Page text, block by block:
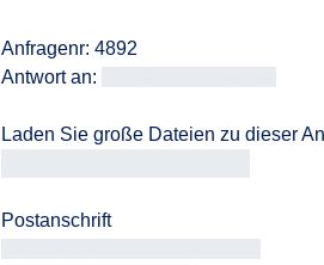
Anfragenr: 4892
Antwort an: